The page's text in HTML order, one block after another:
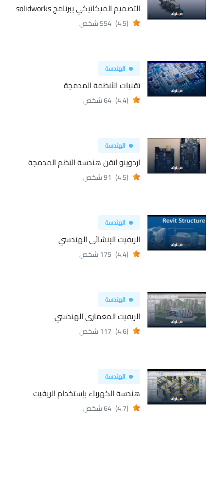
التصميم الميكانيكي ببرنامج solidworks
(4.5) 554 شخص
الهندسة
تقنيات الأنظمة المدمجة
(4.4) 64 شخص
الهندسة
اردوينو اتقن هندسة النظم المدمجة
(4.5) 91 شخص
الهندسة
الريفيت الإنشائى الهندسي
(4.4) 175 شخص
الهندسة
الريفيت المعمارى الهندسي
(4.6) 117 شخص
الهندسة
هندسة الكهرباء بإستخدام الريفيت
(4.7) 64 شخص